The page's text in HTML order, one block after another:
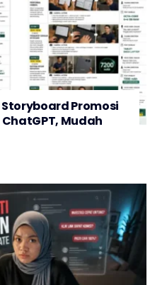
Promosi
Mudah